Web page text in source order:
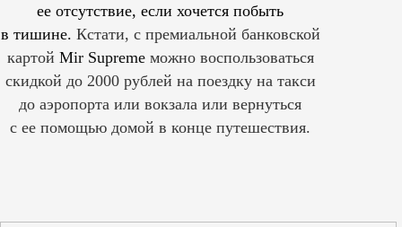
ее отсутствие, если хочется побыть
в тишине. Кстати, с премиальной банковской
картой Mir Supreme можно воспользоваться
скидкой до 2000 рублей на поездку на такси
до аэропорта или вокзала или вернуться
с ее помощью домой в конце путешествия.